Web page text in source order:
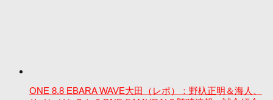
ONE 8.8 EBARA WAVE大田（レポ）：野杁正明＆海人、